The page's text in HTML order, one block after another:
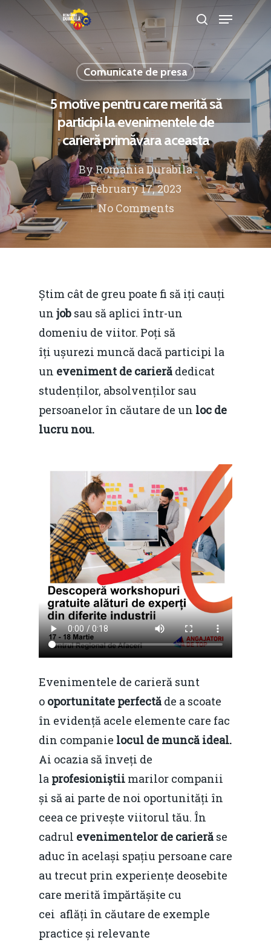
Hit enter to search or ESC to close
Comunicate de presa
5 motive pentru care merită să
participi la evenimentele de
carieră primăvara aceasta
ByRomania Durabila
February 17, 2023
No Comments
Știm cât de greu poate fi să iți cauți
un job sau să aplici într-un
domeniu de viitor. Poți să
îți ușurezi muncă dacă participi la
un eveniment de carieră dedicat
studenților, absolvenților sau
persoanelor în căutare de un loc de
lucru nou.
Evenimentele de carieră sunt
o oportunitate perfectă de a scoate
în evidență acele elemente care fac
din companie locul de muncă ideal.
Ai ocazia să înveți de
la profesioniștii marilor companii
și să ai parte de noi oportunități în
ceea ce privește viitorul tău. În
cadrul evenimentelor de carieră se
aduc în același spațiu persoane care
au trecut prin experiențe deosebite
care merită împărtășite cu
cei aflăți în căutare de exemple
practice și relevante